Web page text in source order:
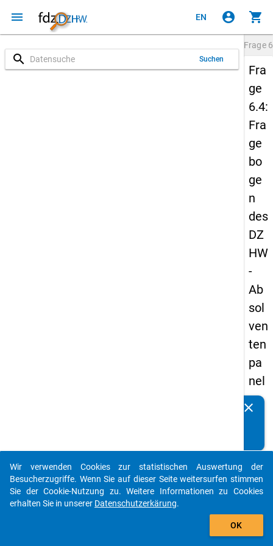
menu EN account_circle shopping_cart
search Suchen
Frage
Fra
ge
6.4:
Fra
ge
bo
ge
n
des
DZ
HW
-
Ab
sol
ven
ten
pa
nel
s
-
zw
eit
clear
auto_stories
add_shopping_cart
Wir verwenden Cookies zur statistischen Auswertung der
Besucherzugriffe. Wenn Sie auf dieser Seite weitersurfen stimmen
Sie der Cookie-Nutzung zu. Weitere Informationen zu Cookies
erhalten Sie in unserer Datenschutzerkärung.
OK